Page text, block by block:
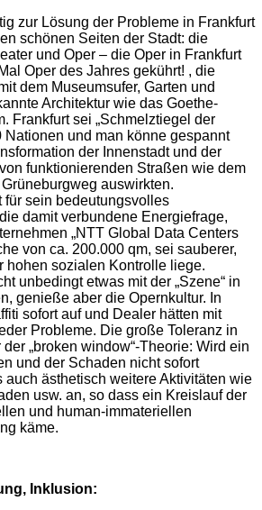
zur Lösung der Probleme in Frankfurt
schönen Seiten der Stadt: die
und Oper – die Oper in Frankfurt
Oper des Jahres gekührt! , die
dem Museumsufer, Garten und
Architektur wie das Goethe-
Frankfurt sei „Schmelztiegel der
Nationen und man könne gespannt
der Innenstadt und der
funktionierenden Straßen wie dem
auswirkten.
für sein bedeutungsvolles
damit verbundene Energiefrage,
„NTT Global Data Centers
von ca. 200.000 qm, sei sauberer,
hohen sozialen Kontrolle liege.
unbedingt etwas mit der „Szene“ in
genieße aber die Opernkultur. In
sofort auf und Dealer hätten mit
Probleme. Die große Toleranz in
„broken window“-Theorie: Wird ein
und der Schaden nicht sofort
auch ästhetisch weitere Aktivitäten wie
usw. an, so dass ein Kreislauf der
und human-immateriellen
käme.
Inklusion: